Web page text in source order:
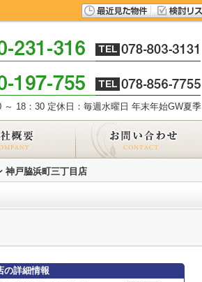
～ 18：30 定休日：毎週水曜日 年末年始GW夏季
神戸脇浜町三丁目店
の詳細情報